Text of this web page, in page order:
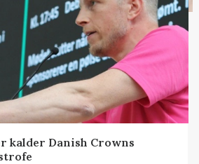
kalder Danish Crowns